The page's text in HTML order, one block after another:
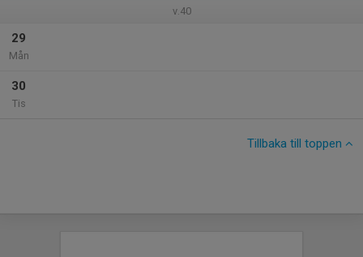
v.40
29
Mån
30
Tis
Tillbaka till toppen